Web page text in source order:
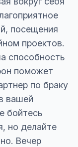
посещения
проектов.
способность
поможет
по браку
вашей
бойтесь
но делайте
Вечер